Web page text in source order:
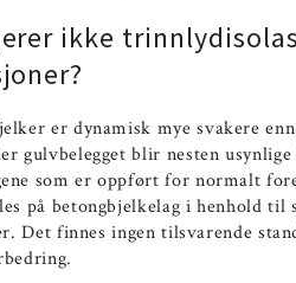
ikke
er dynamisk mye svakere
gulvbelegget blir nesten
som er oppført for normalt
på betongbjelkelag i henhold
Det finnes ingen tilsvarende